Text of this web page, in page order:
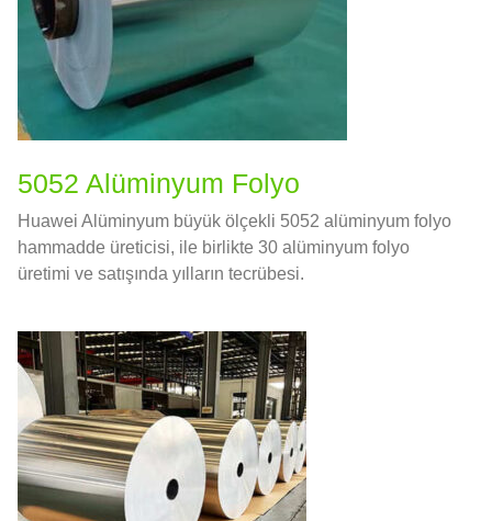
5052 Alüminyum Folyo
Huawei Alüminyum büyük ölçekli 5052 alüminyum folyo
hammadde üreticisi, ile birlikte 30 alüminyum folyo
üretimi ve satışında yılların tecrübesi.